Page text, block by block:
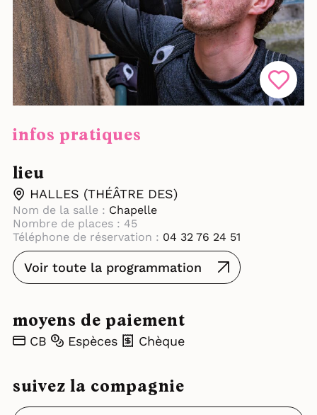
infos pratiques
lieu
HALLES (THÉÂTRE DES)
Nom de la salle : Chapelle
Nombre de places : 45
Téléphone de réservation : 04 32 76 24 51
Voir toute la programmation
moyens de paiement
CB Espèces Chèque
suivez la compagnie